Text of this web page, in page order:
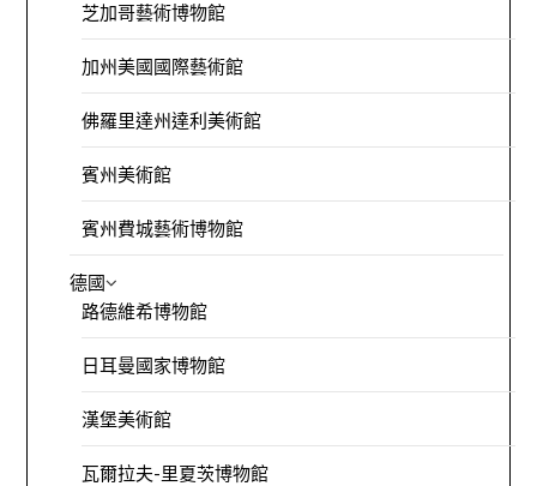
芝加哥藝術博物館
加州美國國際藝術館
佛羅里達州達利美術館
賓州美術館
賓州費城藝術博物館
德國
路德維希博物館
日耳曼國家博物館
漢堡美術館
瓦爾拉夫-里夏茨博物館